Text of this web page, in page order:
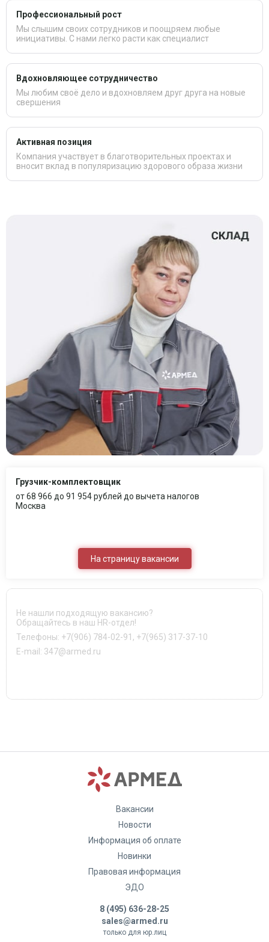
Профессиональный рост
Мы слышим своих сотрудников и поощряем любые
инициативы. С нами легко расти как специалист
Вдохновляющее сотрудничество
Мы любим своё дело и вдохновляем друг друга на новые
свершения
Активная позиция
Компания участвует в благотворительных проектах и
вносит вклад в популяризацию здорового образа жизни
Грузчик-комплектовщик
от 68 966 до 91 954 рублей до вычета налогов
Москва
На страницу вакансии
Не нашли подходящую вакансию?
Обращайтесь в наш HR-отдел!
Телефоны: +7(906) 784-02-91 , +7(965) 317-37-10
E-mail: 347@armed.ru
Вакансии
Новости
Информация об оплате
Новинки
Правовая информация
ЭДО
8 (495) 636-28-25
sales@armed.ru
только для юр.лиц